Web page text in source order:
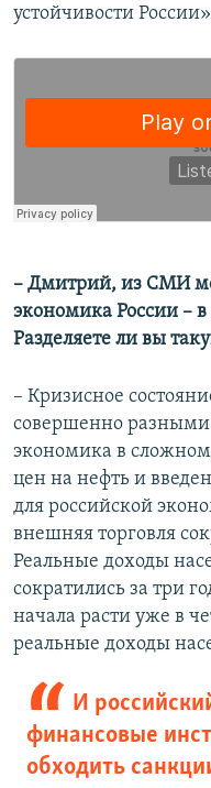
устойчивости России»
– Дмитрий, из СМИ
экономика России –
Разделяете ли вы
– Кризисное
совершенно разными
экономика в
цен на нефть и
для российской
внешняя торговля
Реальные доходы
сократились за три
начала расти уже в
реальные доходы
И
финансовые
обходить